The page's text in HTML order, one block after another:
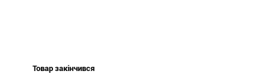
Товар закінчився